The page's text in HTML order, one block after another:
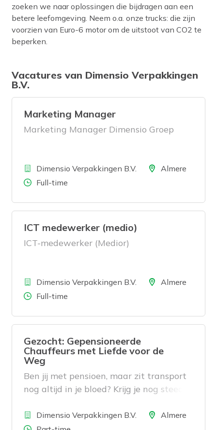
zoeken we naar oplossingen die bijdragen aan een
betere leefomgeving. Neem o.a. onze trucks: die zijn
voorzien van Euro-6 motor om de uitstoot van CO2 te
beperken.
Vacatures van Dimensio Verpakkingen
B.V.
Marketing Manager
Marketing Manager Dimensio Groep
BedrijfDimensio Verpakkingen B.V. LocatieAlmere
Aantal uren
Full-time
ICT medewerker (medio)
ICT-medewerker (Medior)
BedrijfDimensio Verpakkingen B.V. LocatieAlmere
Aantal uren
Full-time
Gezocht: Gepensioneerde
Chauffeurs met Liefde voor de
Weg
Ben jij met pensioen, maar zit transport
nog altijd in je bloed? Krijg je nog steeds
of meerdere dagen per week actief
BedrijfDimensio Verpakkingen B.V. LocatieAlmere